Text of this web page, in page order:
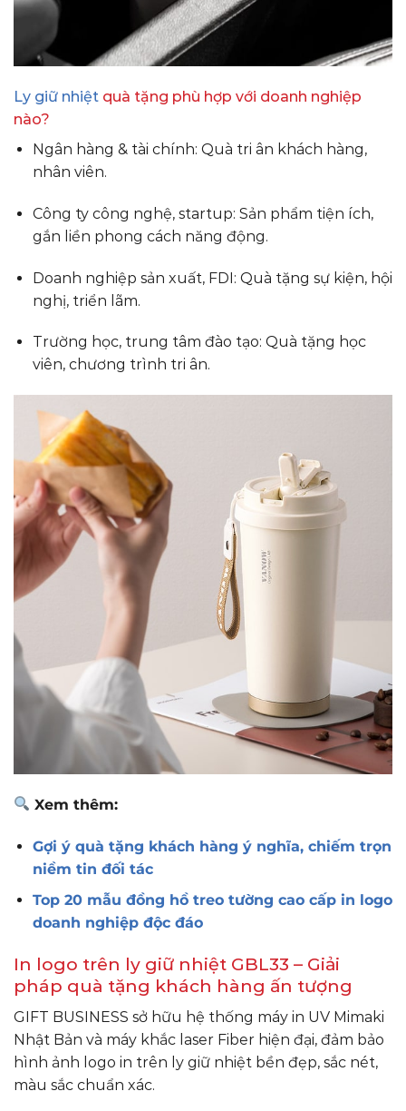
Ly giữ nhiệt quà tặng phù hợp với doanh nghiệp
nào?
Ngân hàng & tài chính: Quà tri ân khách hàng,
nhân viên.
Công ty công nghệ, startup: Sản phẩm tiện ích,
gắn liền phong cách năng động.
Doanh nghiệp sản xuất, FDI: Quà tặng sự kiện, hội
nghị, triển lãm.
Trường học, trung tâm đào tạo: Quà tặng học
viên, chương trình tri ân.
Xem thêm:
Gợi ý quà tặng khách hàng ý nghĩa, chiếm trọn
niềm tin đối tác
Top 20 mẫu đồng hồ treo tường cao cấp in logo
doanh nghiệp độc đáo
In logo trên ly giữ nhiệt GBL33 – Giải
pháp quà tặng khách hàng ấn tượng
GIFT BUSINESS sở hữu hệ thống máy in UV Mimaki
Nhật Bản và máy khắc laser Fiber hiện đại, đảm bảo
hình ảnh logo in trên ly giữ nhiệt bền đẹp, sắc nét,
màu sắc chuẩn xác.